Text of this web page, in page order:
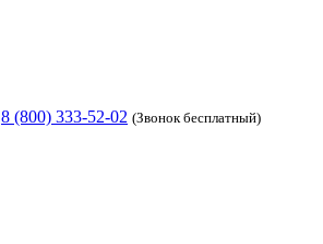
8 (800) 333-52-02 (Звонок бесплатный)